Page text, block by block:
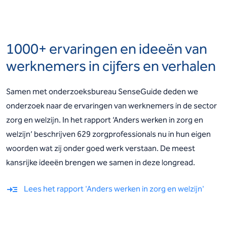
1000+ ervaringen en ideeën van
werknemers in cijfers en verhalen
Samen met onderzoeksbureau SenseGuide deden we
onderzoek naar de ervaringen van werknemers in de sector
zorg en welzijn. In het rapport ‘Anders werken in zorg en
welzijn’ beschrijven 629 zorgprofessionals nu in hun eigen
woorden wat zij onder goed werk verstaan. De meest
kansrijke ideeën brengen we samen in deze longread.
Lees het rapport 'Anders werken in zorg en welzijn'